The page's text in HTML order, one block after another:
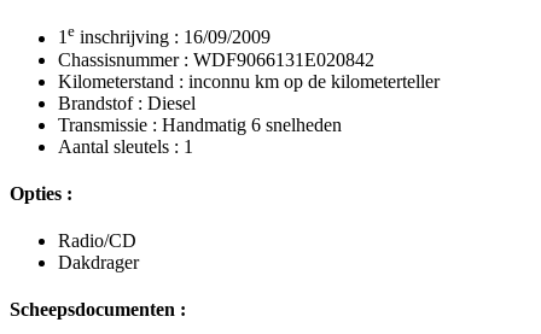
1e inschrijving : 16/09/2009
Chassisnummer : WDF9066131E020842
Kilometerstand : inconnu km op de kilometerteller
Brandstof : Diesel
Transmissie : Handmatig 6 snelheden
Aantal sleutels : 1
Opties :
Radio/CD
Dakdrager
Scheepsdocumenten :